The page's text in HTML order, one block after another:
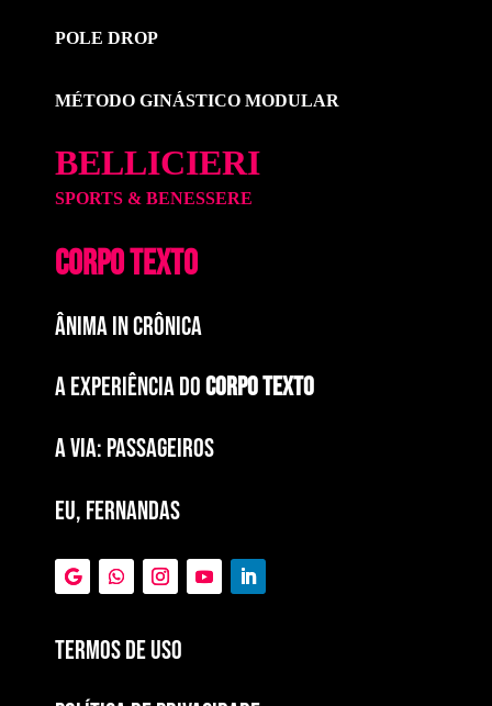
POLE DROP
MÉTODO GINÁSTICO MODULAR
BELLICIERI
SPORTS & BENESSERE
CORPO TEXTO
ÂNIMA IN CRÔNICA
A EXPERIÊNCIA DOCORPO TEXTO
a via: paSSAGEIROS
EU, FERNANDAS
Termos de Uso